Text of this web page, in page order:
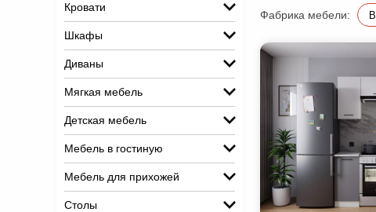
Кровати
Шкафы
Диваны
Мягкая мебель
Детская мебель
Мебель в гостиную
Мебель для прихожей
Столы
Фабрика мебели: